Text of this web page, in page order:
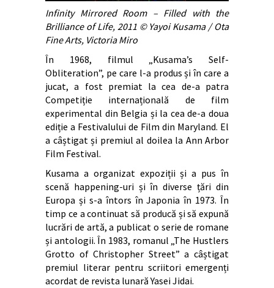
Infinity Mirrored Room – Filled with the
Brilliance of Life, 2011 © Yayoi Kusama / Ota
Fine Arts, Victoria Miro
În 1968, filmul „Kusama’s Self-
Obliteration”, pe care l-a produs și în care a
jucat, a fost premiat la cea de-a patra
Competiție internațională de film
experimental din Belgia și la cea de-a doua
ediție a Festivalului de Film din Maryland. El
a câștigat și premiul al doilea la Ann Arbor
Film Festival.
Kusama a organizat expoziții și a pus în
scenă happening-uri și în diverse țări din
Europa și s-a întors în Japonia în 1973. În
timp ce a continuat să producă și să expună
lucrări de artă, a publicat o serie de romane
și antologii. În 1983, romanul „The Hustlers
Grotto of Christopher Street” a câștigat
premiul literar pentru scriitori emergenți
acordat de revista lunară Yasei Jidai.